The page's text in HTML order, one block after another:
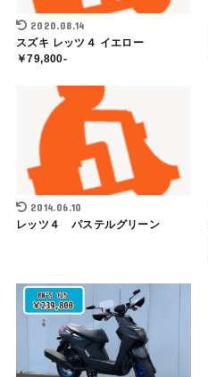
2020.08.14
スズキ レッツ４ イエロー
￥79,800-
2014.06.10
レッツ４ パステルグリーン